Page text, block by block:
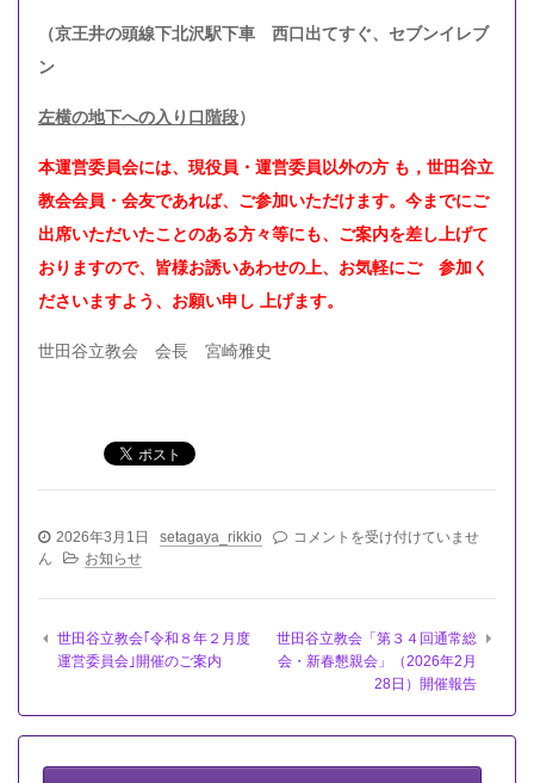
（京王井の頭線下北沢駅下車 西口出てすぐ、セブンイレブ
ン
左横の地下への入り口階段）
本運営委員会には、現役員・運営委員以外の方 も，世田谷立
教会会員・会友であれば、ご参加いただけます。 今までにご
出席いただいたことのある方々等にも、 ご案内を差し上げて
おり ますので、皆様お誘いあわせの上、お気軽にご 参加く
ださいますよう、 お願い申し 上げます。
世田谷立教会 会長 宮崎雅史
2026年3月1日 setagaya_rikkio
世
立
会
「令
月
コメントを受け付けていませ
ん
お知らせ
世田谷立教会｢令和８年２月度
運営委員会｣開催のご案内
世田谷立教会「第３４回通常総
会・新春懇親会」（2026年2月
28日）開催報告